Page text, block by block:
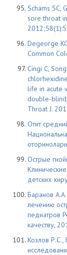
Schams SC,
sore throat
Degeorge
Common
Cingi C,
life in acute
double-
Throat J.
Отит
Острые
детских
Баранов
лечению
педиатров
качеству,
Козлов Р.С.,